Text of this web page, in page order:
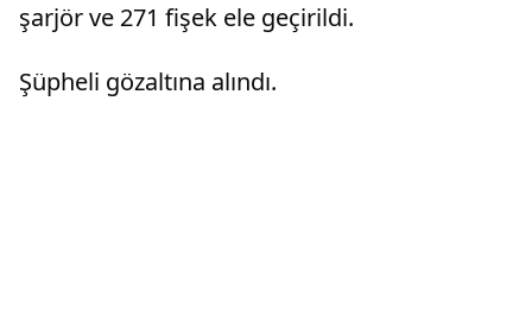
şarjör ve 271 fişek ele geçirildi.
Şüpheli gözaltına alındı.